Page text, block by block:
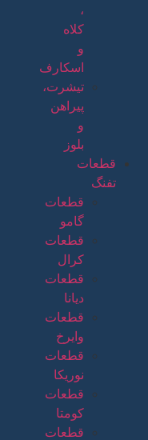
،
کلاه
و
اسکارف
تیشرت،
پیراهن
و
بلوز
قطعات
تفنگ
قطعات
گامو
قطعات
کرال
قطعات
دیانا
قطعات
وایرخ
قطعات
نوریکا
قطعات
کومتا
قطعات